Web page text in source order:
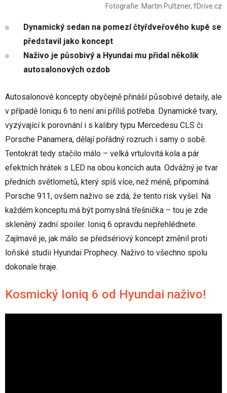
Fotografie: Martin Pultzner, fDrive.cz
Dynamický sedan na pomezí čtyřdveřového kupé se
představil jako koncept
Naživo je působivý a Hyundai mu přidal několik
autosalonových ozdob
Autosalonové koncepty obyčejně přináší působivé detaily, ale
v případě Ioniqu 6 to není ani příliš potřeba. Dynamické tvary,
vyzývající k porovnání i s kalibry typu Mercedesu CLS či
Porsche Panamera, dělají pořádný rozruch i samy o sobě.
Tentokrát tedy stačilo málo – velká vrtulovitá kola a pár
efektních hrátek s LED na obou koncích auta. Odvážný je tvar
předních světlometů, který spíš více, než méně, připomíná
Porsche 911, ovšem naživo se zdá, že tento risk vyšel. Na
každém konceptu má být pomyslná třešnička – tou je zde
skleněný zadní spoiler. Ioniq 6 opravdu nepřehlédnete.
Zajímavé je, jak málo se předsériový koncept změnil proti
loňské studii Hyundai Prophecy. Naživo to všechno spolu
dokonale hraje.
Kosmický Ioniq 6 od Hyundai naživo!